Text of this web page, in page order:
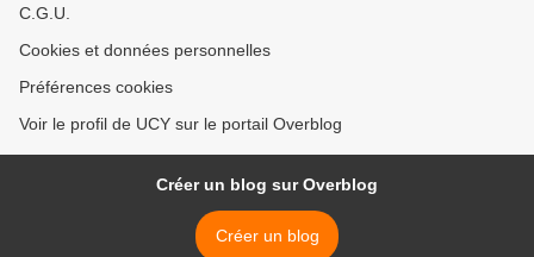
C.G.U.
Cookies et données personnelles
Préférences cookies
Voir le profil de UCY sur le portail Overblog
Créer un blog sur Overblog
Créer un blog